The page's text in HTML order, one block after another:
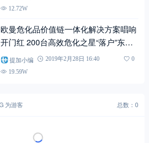
情查控点？
编辑张靖
欧曼危化品价值链一体化解决方案唱响
开门红 200台高效危化之星“落户”东北